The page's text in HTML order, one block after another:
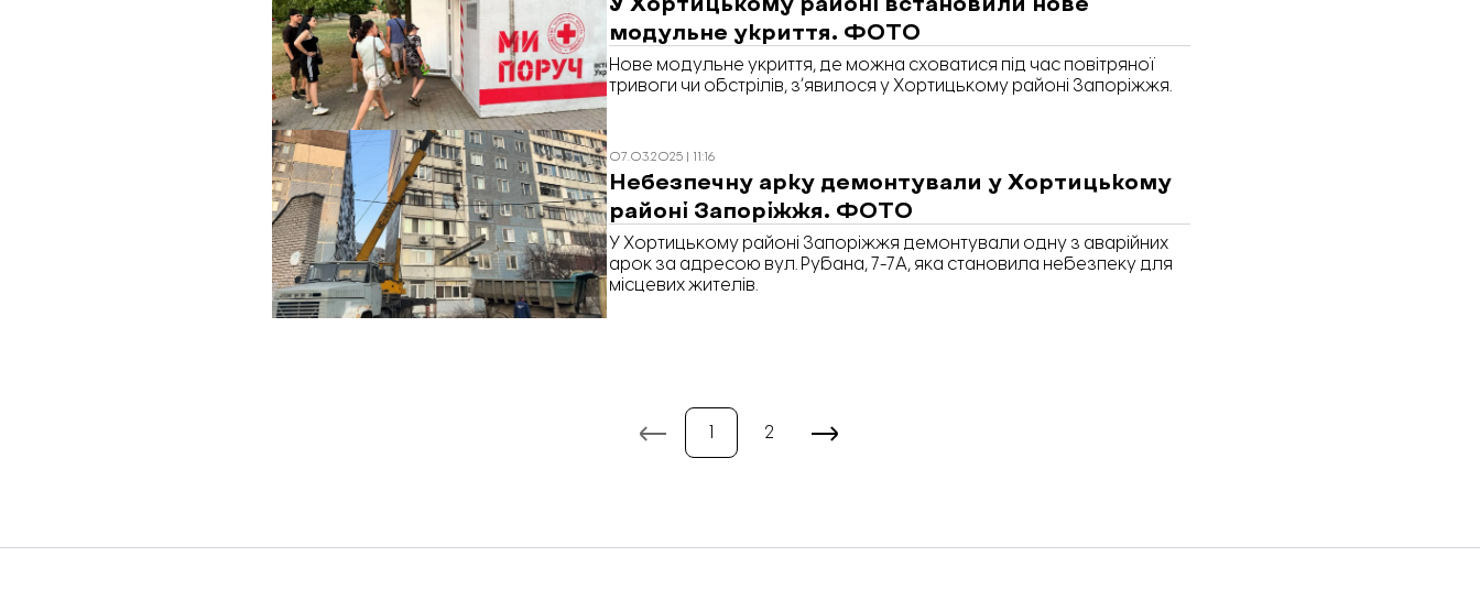
модульне укриття. ФОТО
Нове модульне укриття, де можна сховатися під час повітряної
тривоги чи обстрілів, зʼявилося у Хортицькому районі Запоріжжя.
07.03.2025 | 11:16
Небезпечну арку демонтували у Хортицькому
районі Запоріжжя. ФОТО
У Хортицькому районі Запоріжжя демонтували одну з аварійних
арок за адресою вул. Рубана, 7-7А, яка становила небезпеку для
місцевих жителів.
2